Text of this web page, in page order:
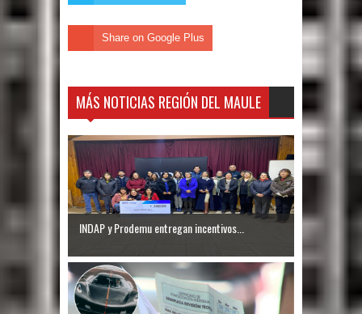
Share on Google Plus
MÁS NOTICIAS REGIÓN DEL MAULE
INDAP y Prodemu entregan incentivos...